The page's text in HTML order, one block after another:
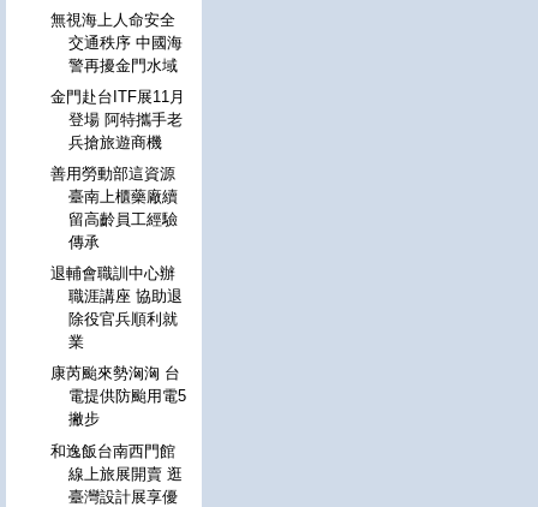
無視海上人命安全
交通秩序 中國海
警再擾金門水域
金門赴台ITF展11月
登場 阿特攜手老
兵搶旅遊商機
善用勞動部這資源
臺南上櫃藥廠續
留高齡員工經驗
傳承
退輔會職訓中心辦
職涯講座 協助退
除役官兵順利就
業
康芮颱來勢洶洶 台
電提供防颱用電5
撇步
和逸飯台南西門館
線上旅展開賣 逛
臺灣設計展享優